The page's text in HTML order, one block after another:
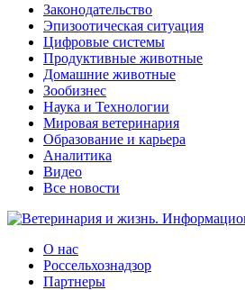
Законодательство
Эпизоотическая ситуация
Цифровые системы
Продуктивные животные
Домашние животные
Зообизнес
Наука и Технологии
Мировая ветеринария
Образование и карьера
Аналитика
Видео
Все новости
О нас
Россельхознадзор
Партнеры